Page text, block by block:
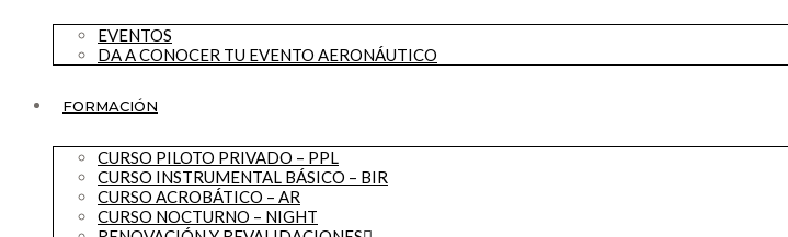
EVENTOS
DA A CONOCER TU EVENTO AERONÁUTICO
FORMACIÓN
CURSO PILOTO PRIVADO – PPL
CURSO INSTRUMENTAL BÁSICO – BIR
CURSO ACROBÁTICO – AR
CURSO NOCTURNO – NIGHT